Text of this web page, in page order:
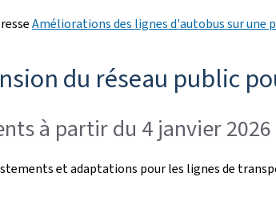
Améliorations des lignes d'autobus sur une
du réseau public
à partir du 4 janvier 2026
et adaptations pour les lignes de